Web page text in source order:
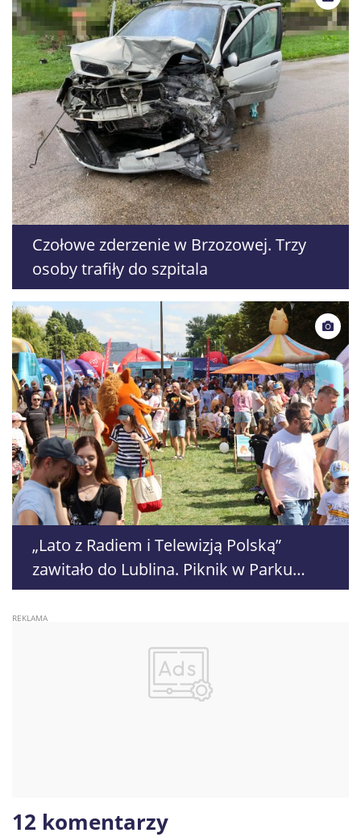
Czołowe zderzenie w Brzozowej. Trzy
osoby trafiły do szpitala
„Lato z Radiem i Telewizją Polską”
zawitało do Lublina. Piknik w Parku
Ludowym ściągnął tłumy
12 komentarzy